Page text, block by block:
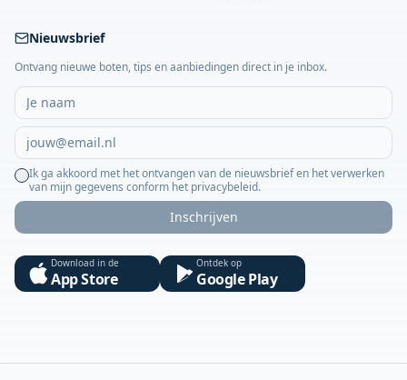
Nieuwsbrief
Ontvang nieuwe boten, tips en aanbiedingen direct in je inbox.
Ik ga akkoord met het ontvangen van de nieuwsbrief en het verwerken
van mijn gegevens conform het privacybeleid.
Inschrijven
Download in de
App Store
Ontdek op
Google Play